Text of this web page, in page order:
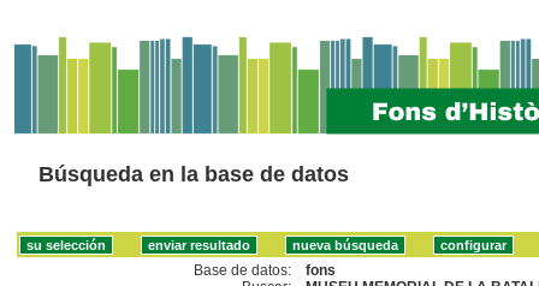
Búsqueda en la base de datos
Base de datos:
fons